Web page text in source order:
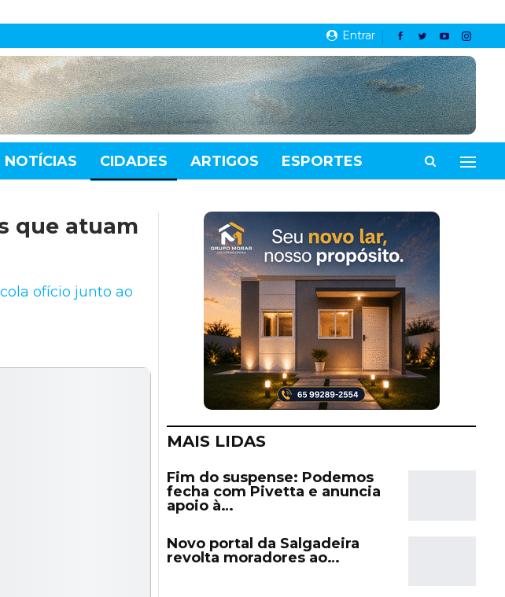
Entrar
NOTÍCIAS CIDADES ARTIGOS ESPORTES
que atuam
ofício junto ao
MAIS LIDAS
Fim do suspense: Podemos
fecha com Pivetta e anuncia
apoio à…
Novo portal da Salgadeira
revolta moradores ao…